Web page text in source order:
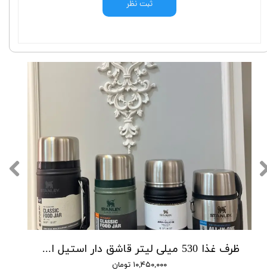
ثبت نظر
ظرف غذا 530 میلی لیتر قاشق دار استیل اورجینال استنلی
۱۰,۴۵۰,۰۰۰ تومان